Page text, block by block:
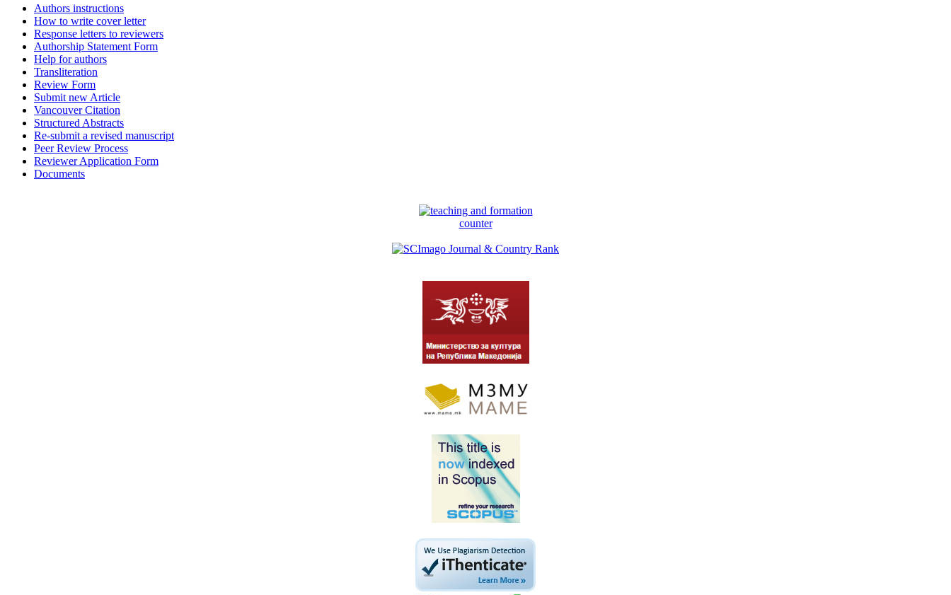
Authors instructions
How to write cover letter
Response letters to reviewers
Authorship Statement Form
Help for authors
Transliteration
Review Form
Submit new Article
Vancouver Citation
Structured Abstracts
Re-submit a revised manuscript
Peer Review Process
Reviewer Application Form
Documents
counter